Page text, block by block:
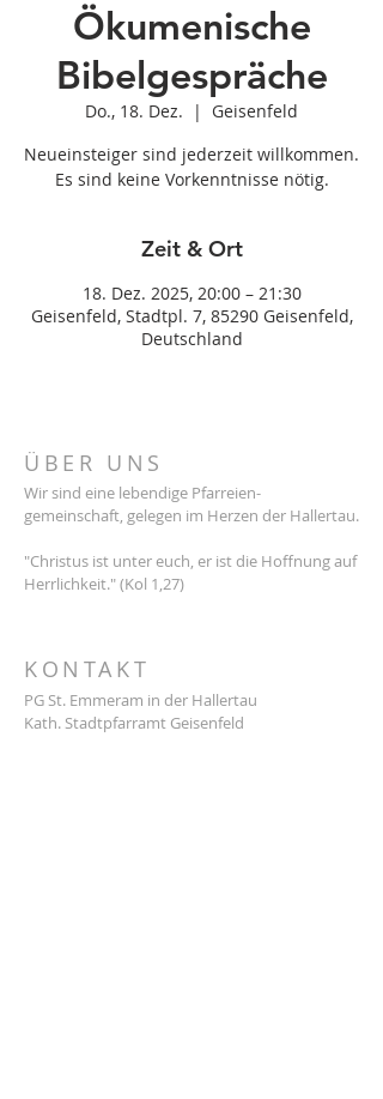
Ökumenische
Bibelgespräche
Do., 18. Dez.
  |
Geisenfeld
Neueinsteiger sind jederzeit willkommen.
Es sind keine Vorkenntnisse nötig.
Zeit & Ort
18. Dez. 2025, 20:00 – 21:30
Geisenfeld, Stadtpl. 7, 85290 Geisenfeld,
Deutschland
ÜBER UNS
Wir sind eine lebendige Pfarreien-
gemeinschaft, gelegen im Herzen der Hallertau.
"Christus ist unter euch, er ist die Hoffnung auf
Herrlichkeit." (Kol 1,27)
KONTAKT
PG St. Emmeram in der Hallertau
Kath. Stadtpfarramt Geisenfeld